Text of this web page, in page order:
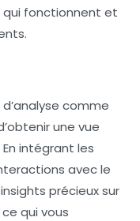
fonctionnent et
comme
une vue
intégrant les
avec le
précieux sur
qui vous